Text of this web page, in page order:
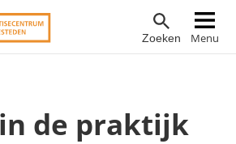
Zoeken Menu
Hoofdnavigatie
in de praktijk